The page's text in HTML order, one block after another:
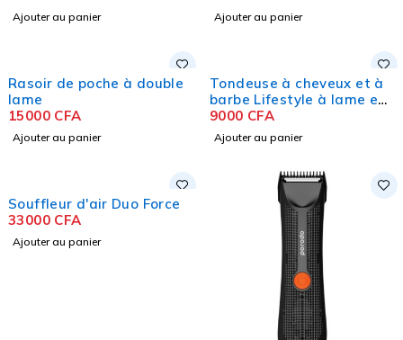
Ajouter au panier Ajouter au panier
Rasoir de poche à double
lame
15000 CFA
Ajouter au panier
Tondeuse à cheveux et à
barbe Lifestyle à lame en
T
9000 CFA
Ajouter au panier
Souffleur d'air Duo Force
33000 CFA
Ajouter au panier